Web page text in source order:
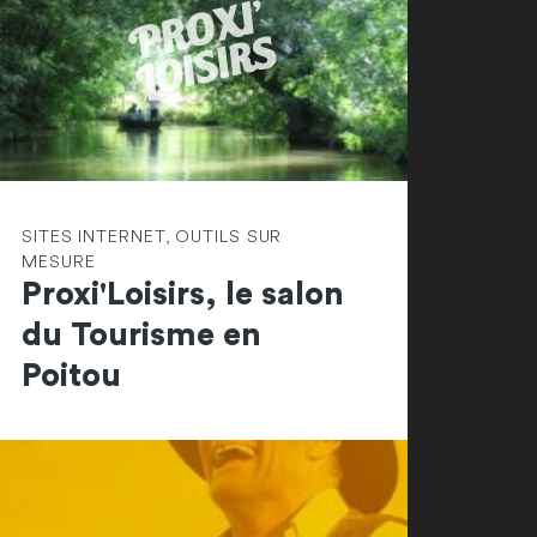
SITES INTERNET, OUTILS SUR
MESURE
Proxi'Loisirs, le salon
du Tourisme en
Poitou